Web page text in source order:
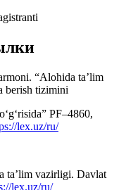
“Alohida ta’lim
berish tizimini
PF–4860,
lex.uz/ru/
ta’lim vazirligi. Davlat
lex.uz/ru/